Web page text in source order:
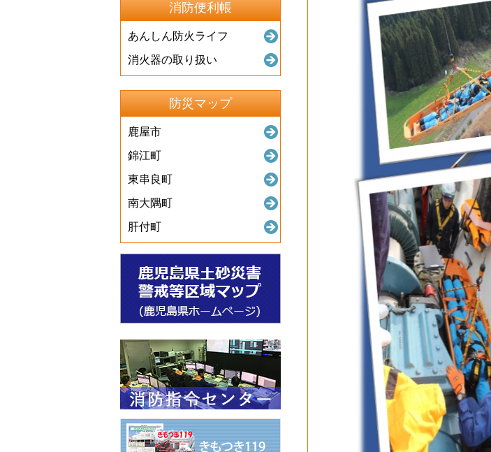
消防便利帳
あんしん防火ライフ
消火器の取り扱い
防災マップ
鹿屋市
錦江町
東串良町
南大隅町
肝付町